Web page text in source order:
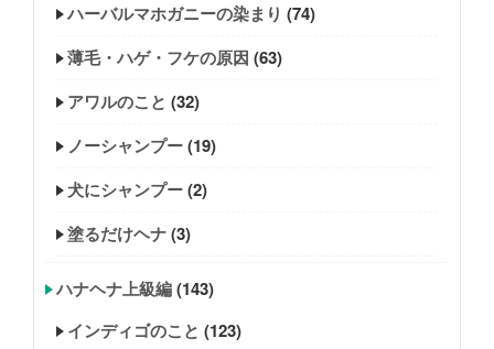
ハーバルマホガニーの染まり (74)
薄毛・ハゲ・フケの原因 (63)
アワルのこと (32)
ノーシャンプー(19)
犬にシャンプー(2)
塗るだけヘナ(3)
ハナヘナ上級編(143)
インディゴのこと (123)